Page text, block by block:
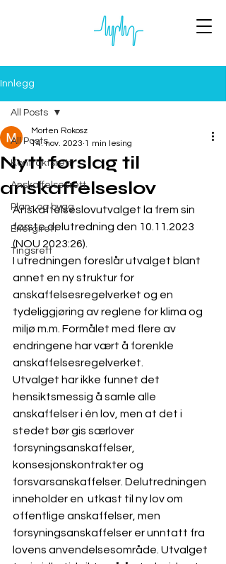
Innlegg
All Posts
Kontraktsrett
Anskaffelsesrett
Plan- og bygg
Energirett
Tingsrett
All Posts
Nytt forslag til
anskaffelseslov
Morten Rokosz
14. nov. 2023 1 min lesing
Anskaffelseslovutvalget la frem sin
første delutredning den 10.11.2023
(NOU 2023:26).
I utredningen foreslår utvalget blant
annet en ny struktur for
anskaffelsesregelverket og en
tydeliggjøring av reglene for klima og
miljø m.m. Formålet med flere av
endringene har vært å forenkle
anskaffelsesregelverket.
Utvalget har ikke funnet det
hensiktsmessig å samle alle
anskaffelser i én lov, men at det i
stedet bør gis særlover
forsyningsanskaffelser,
konsesjonskontrakter og
forsvarsanskaffelser. Delutredningen
inneholder en  utkast til ny lov om
offentlige anskaffelser, men
forsyningsanskaffelser er unntatt fra
lovens anvendelsesområde. Utvalget